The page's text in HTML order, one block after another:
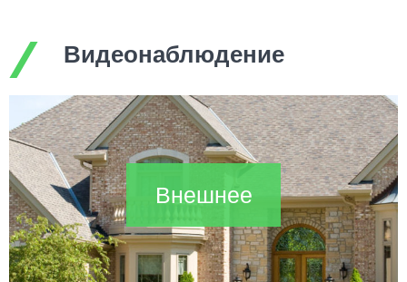
Видеонаблюдение
Внешнее